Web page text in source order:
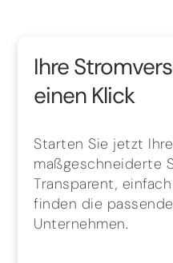
Ihre
einen Klick
Starten Sie jetzt
maßgeschneiderte
Transparent,
finden die
Unternehmen.